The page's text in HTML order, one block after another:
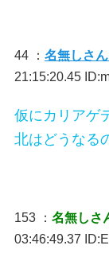
44 ： 名無しさん
21:15:20.45
仮にカリアゲ
北はどうなる
153 ： 名無しさ
03:46:49.37